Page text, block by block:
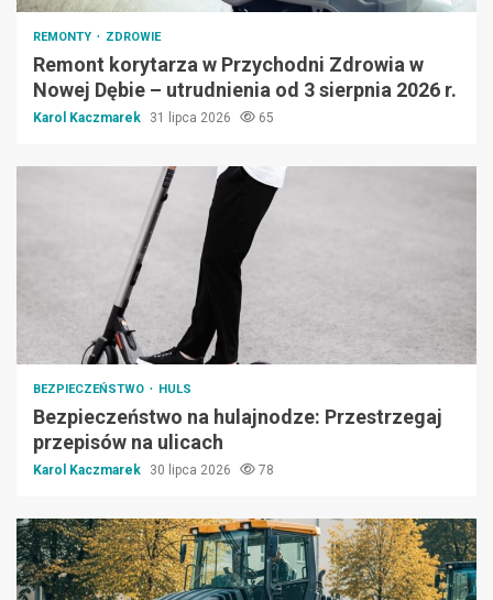
REMONTY ZDROWIE
Remont korytarza w Przychodni Zdrowia w
Nowej Dębie – utrudnienia od 3 sierpnia 2026 r.
Karol Kaczmarek 31 lipca 2026 65
BEZPIECZEŃSTWO HULS
Bezpieczeństwo na hulajnodze: Przestrzegaj
przepisów na ulicach
Karol Kaczmarek 30 lipca 2026 78